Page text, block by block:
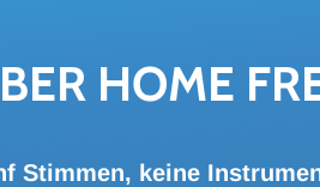
erhältst du i.d.R. 2-3 Tage
HOME
Stimmen, keine